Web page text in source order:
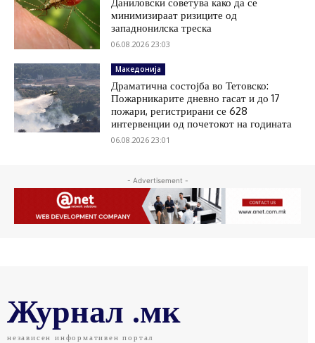
Даниловски советува како да се
минимизираат ризиците од
западнонилска треска
06.08.2026 23:03
Македонија
Драматична состојба во Тетовско:
Пожарникарите дневно гасат и до 17
пожари, регистрирани се 628
интервенции од почетокот на годината
06.08.2026 23:01
- Advertisement -
Журнал .мк
независен информативен портал